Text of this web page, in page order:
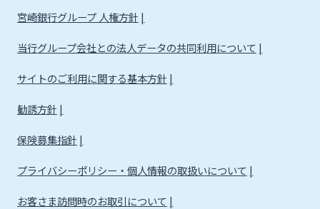
宮崎銀行グループ 人権方針
当行グループ会社との法人データの共同利用について
サイトのご利用に関する基本方針
勧誘方針
保険募集指針
プライバシーポリシー・個人情報の取扱いについて
お客さま訪問時のお取引について